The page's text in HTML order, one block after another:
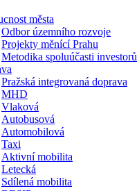
města
Odbor územního rozvoje
Projekty měnící Prahu
Metodika spoluúčasti investorů
Pražská integrovaná doprava
MHD
Vlaková
Autobusová
Automobilová
Taxi
Aktivní mobilita
Letecká
Sdílená mobilita